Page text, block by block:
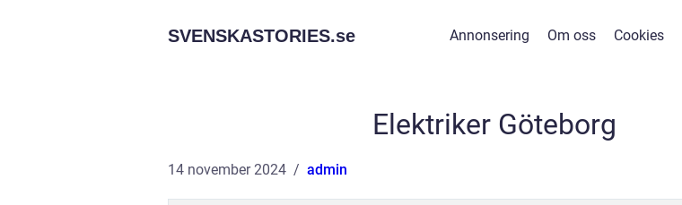
SVENSKASTORIES.se Annonsering Om oss Cookies
Elektriker Göteborg
14 november 2024 admin